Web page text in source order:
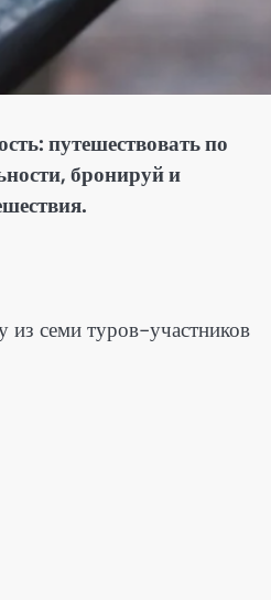
путешествовать по
бронируй и
из семи туров-участников